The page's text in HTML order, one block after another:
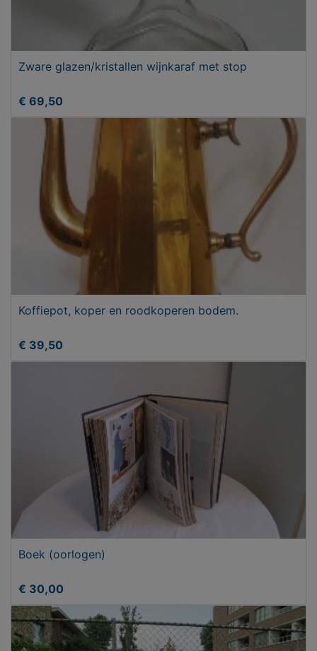
Zware glazen/kristallen wijnkaraf met stop
€ 69,50
Koffiepot, koper en roodkoperen bodem.
€ 39,50
Boek (oorlogen)
€ 30,00